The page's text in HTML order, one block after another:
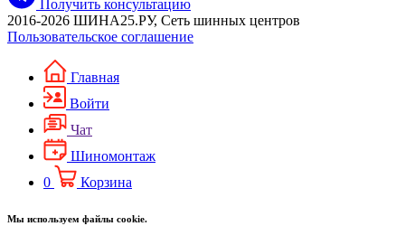
Получить консультацию
2016-2026 ШИНА25.РУ, Сеть шинных центров
Пользовательское соглашение
Главная
Войти
Чат
Шиномонтаж
0
Корзина
Мы используем файлы cookie.